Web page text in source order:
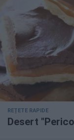
REȚETE RAPIDE
Desert